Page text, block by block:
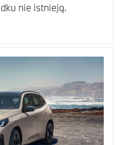
nie istnieją.